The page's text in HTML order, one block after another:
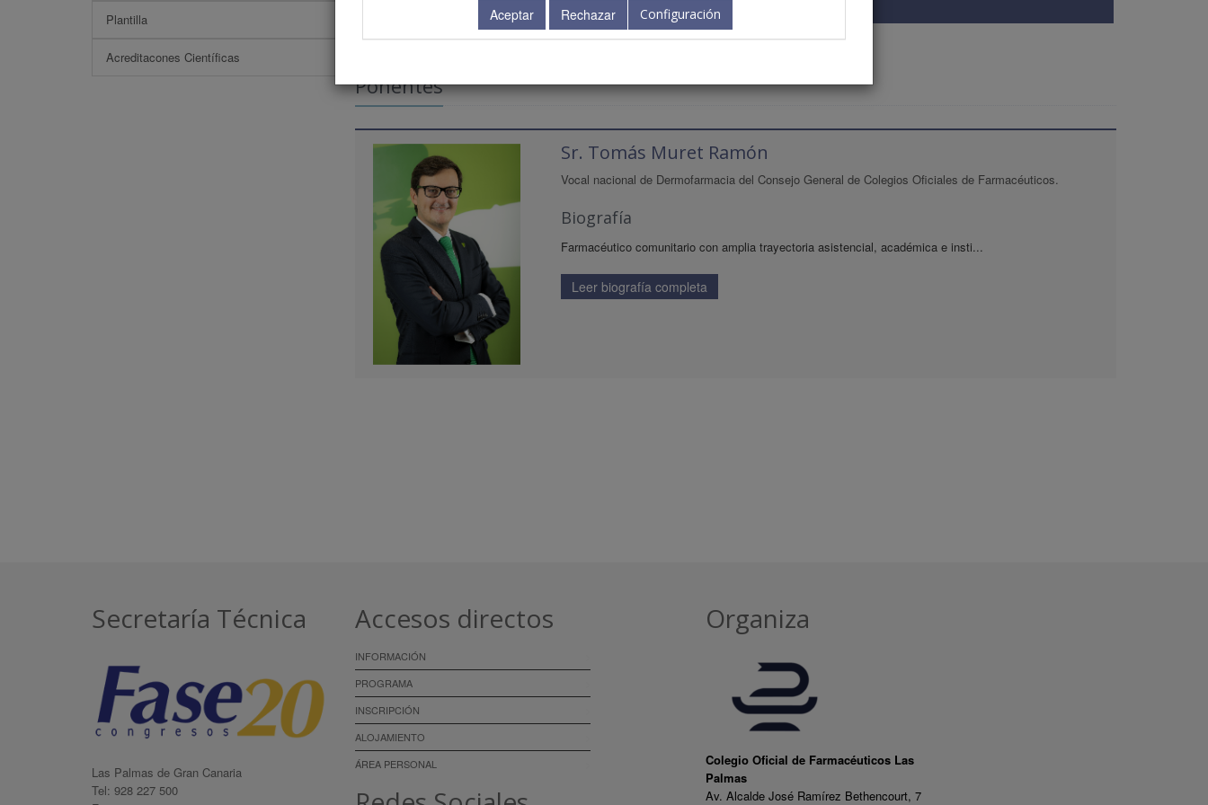
Configuración
Plantilla
Acreditacones Científicas
Ponentes
Sr. Tomás Muret Ramón
Vocal nacional de Dermofarmacia del Consejo General de Colegios Oficiales de Farmacéuticos.
Biografía
Farmacéutico comunitario con amplia trayectoria asistencial, académica e insti...
Leer biografía completa
Secretaría Técnica
Las Palmas de Gran Canaria
Tel: 928 227 500
Accesos directos
INFORMACIÓN
PROGRAMA
INSCRIPCIÓN
ALOJAMIENTO
ÁREA PERSONAL
Organiza
Colegio Oficial de Farmacéuticos Las
Palmas
Av. Alcalde José Ramírez Bethencourt, 7